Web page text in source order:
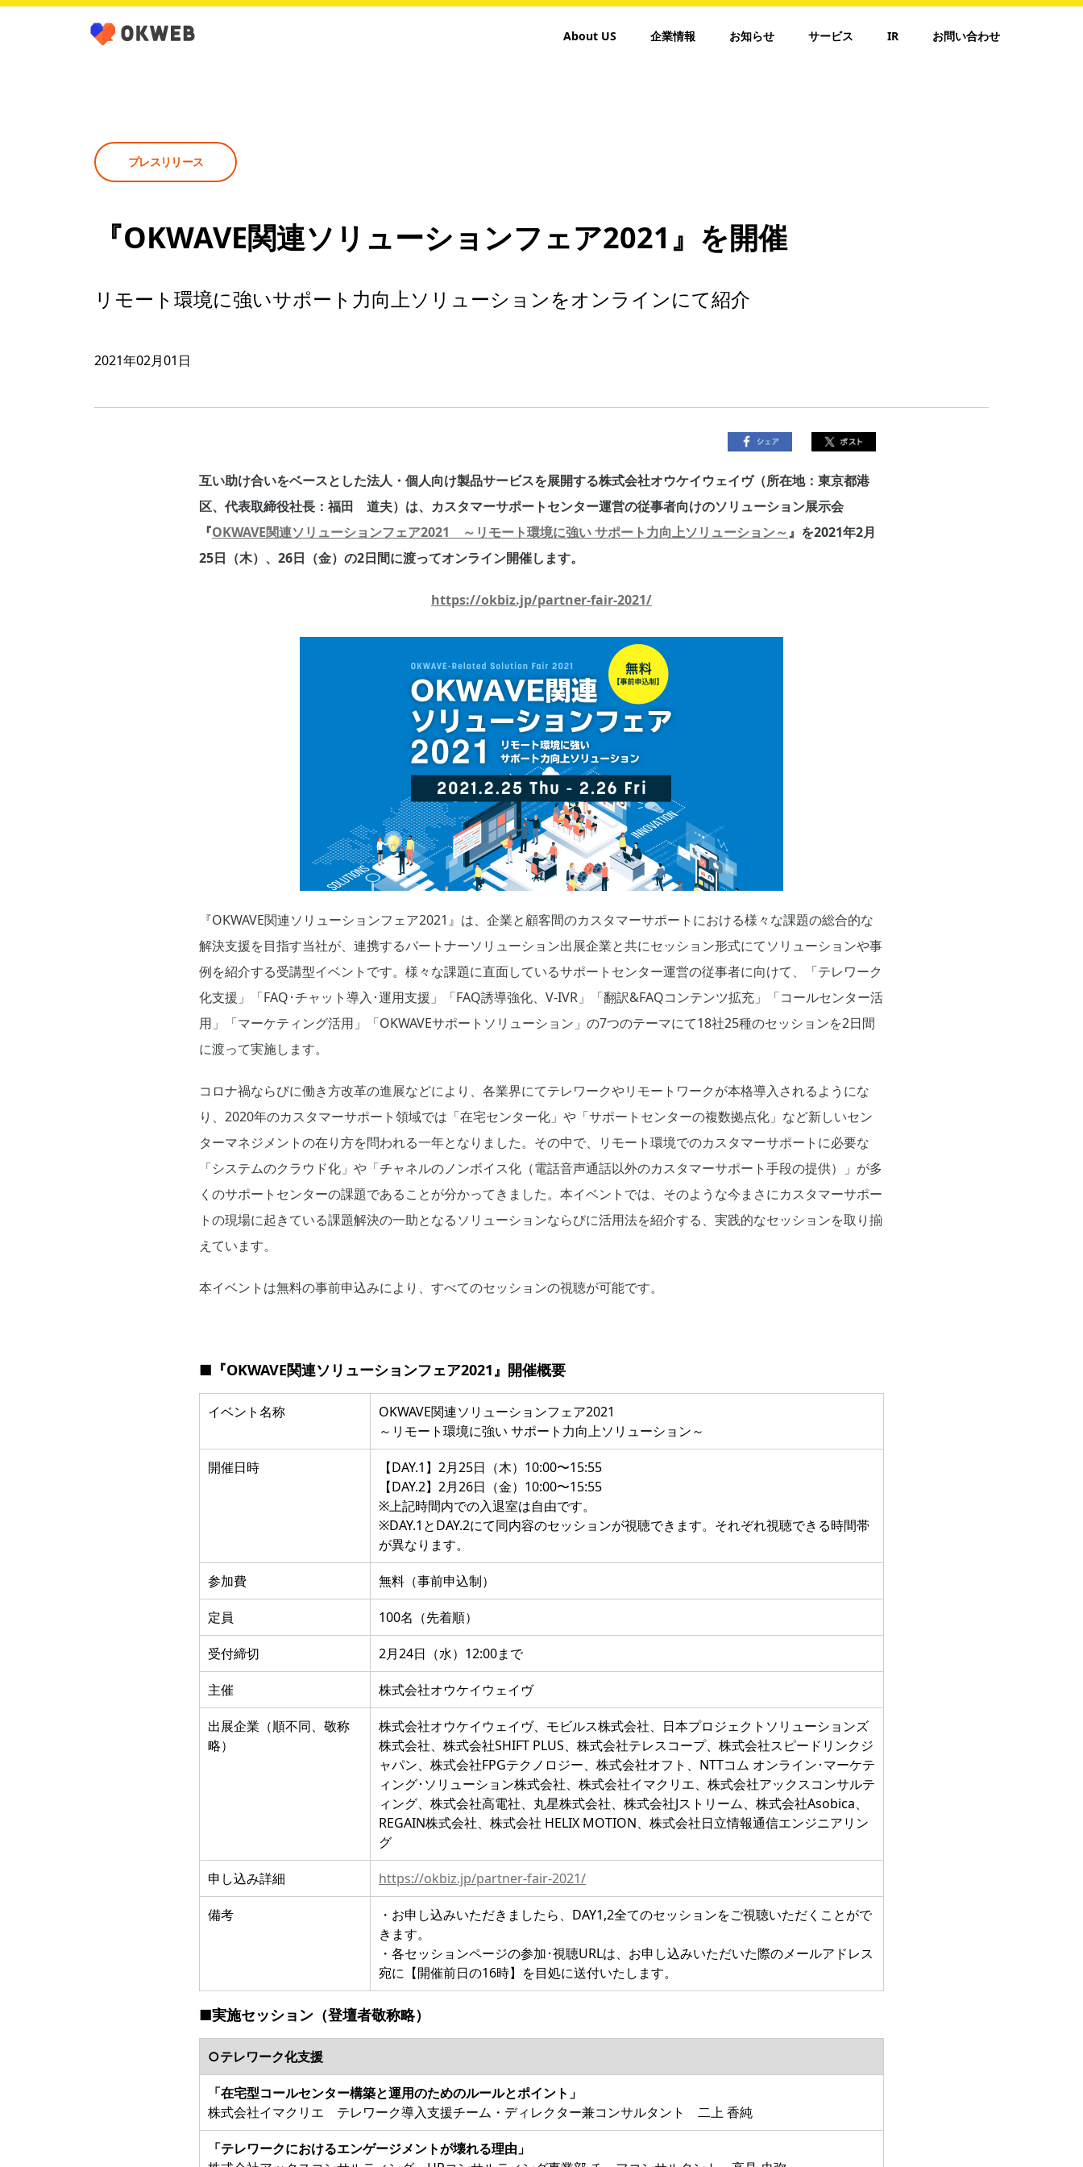
About US 企業情報 お知らせ サービス IR お問い合わせ
プレスリリース
『OKWAVE関連ソリューションフェア2021』を開催
リモート環境に強いサポート力向上ソリューションをオンラインにて紹介
2021年02月01日
互い助け合いをベースとした法人・個人向け製品サービスを展開する株式会社オウケイウェイヴ（所在地：東京都港
区、代表取締役社長：福田 道夫）は、カスタマーサポートセンター運営の従事者向けのソリューション展示会
『OKWAVE関連ソリューションフェア2021 ～リモート環境に強い サポート力向上ソリューション～』を2021年2月
25日（木）、26日（金）の2日間に渡ってオンライン開催します。
https://okbiz.jp/partner-fair-2021/
『OKWAVE関連ソリューションフェア2021』は、企業と顧客間のカスタマーサポートにおける様々な課題の総合的な
解決支援を目指す当社が、連携するパートナーソリューション出展企業と共にセッション形式にてソリューションや事
例を紹介する受講型イベントです。様々な課題に直面しているサポートセンター運営の従事者に向けて、「テレワーク
化支援」「FAQ･チャット導入･運用支援」「FAQ誘導強化、V-IVR」「翻訳&FAQコンテンツ拡充」「コールセンター活
用」「マーケティング活用」「OKWAVEサポートソリューション」の7つのテーマにて18社25種のセッションを2日間
に渡って実施します。
コロナ禍ならびに働き方改革の進展などにより、各業界にてテレワークやリモートワークが本格導入されるようにな
り、2020年のカスタマーサポート領域では「在宅センター化」や「サポートセンターの複数拠点化」など新しいセン
ターマネジメントの在り方を問われる一年となりました。その中で、リモート環境でのカスタマーサポートに必要な
「システムのクラウド化」や「チャネルのノンボイス化（電話音声通話以外のカスタマーサポート手段の提供）」が多
くのサポートセンターの課題であることが分かってきました。本イベントでは、そのような今まさにカスタマーサポー
トの現場に起きている課題解決の一助となるソリューションならびに活用法を紹介する、実践的なセッションを取り揃
えています。
本イベントは無料の事前申込みにより、すべてのセッションの視聴が可能です。
■『OKWAVE関連ソリューションフェア2021』開催概要
イベント名称
OKWAVE関連ソリューションフェア2021
～リモート環境に強い サポート力向上ソリューション～
開催日時
【DAY.1】2月25日（木）10:00〜15:55
【DAY.2】2月26日（金）10:00〜15:55
※上記時間内での入退室は自由です。
※DAY.1とDAY.2にて同内容のセッションが視聴できます。それぞれ視聴できる時間帯
が異なります。
参加費 無料（事前申込制）
定員 100名（先着順）
受付締切 2月24日（水）12:00まで
主催 株式会社オウケイウェイヴ
出展企業（順不同、敬称
略）
株式会社オウケイウェイヴ、モビルス株式会社、日本プロジェクトソリューションズ
株式会社、株式会社SHIFT PLUS、株式会社テレスコープ、株式会社スピードリンクジ
ャパン、株式会社FPGテクノロジー、株式会社オフト、NTTコム オンライン･マーケテ
ィング･ソリューション株式会社、株式会社イマクリエ、株式会社アックスコンサルテ
ィング、株式会社高電社、丸星株式会社、株式会社Jストリーム、株式会社Asobica、
REGAIN株式会社、株式会社 HELIX MOTION、株式会社日立情報通信エンジニアリン
グ
申し込み詳細 https://okbiz.jp/partner-fair-2021/
備考
・お申し込みいただきましたら、DAY1,2全てのセッションをご視聴いただくことがで
きます。
・各セッションページの参加･視聴URLは、お申し込みいただいた際のメールアドレス
宛に【開催前日の16時】を目処に送付いたします。
■実施セッション（登壇者敬称略）
○テレワーク化支援
「在宅型コールセンター構築と運用のためのルールとポイント」
株式会社イマクリエ テレワーク導入支援チーム・ディレクター兼コンサルタント 二上 香純
「テレワークにおけるエンゲージメントが壊れる理由」